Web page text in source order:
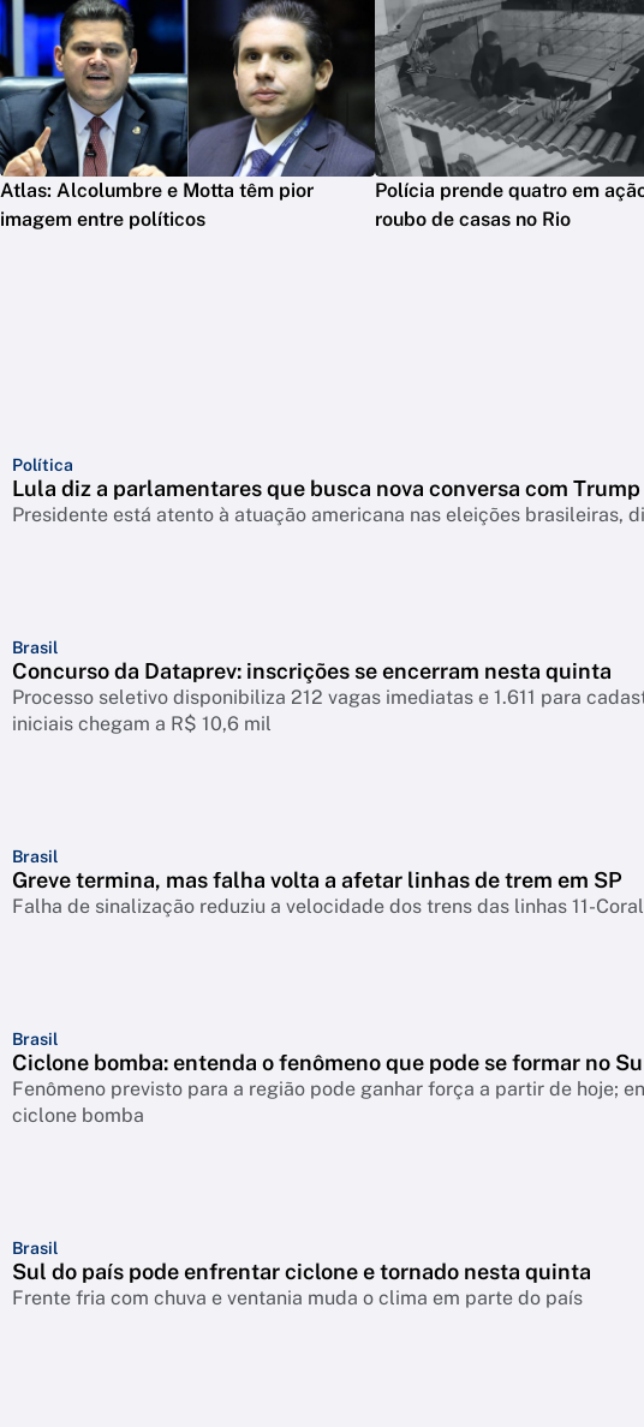
Atlas: Alcolumbre e Motta têm pior
imagem entre políticos
Polícia prende quatro em
roubo de casas no Rio
Política
Lula diz a parlamentares que busca nova conversa com Trump
Presidente está atento à atuação americana nas eleições brasileiras,
Brasil
Concurso da Dataprev: inscrições se encerram nesta quinta
Processo seletivo disponibiliza 212 vagas imediatas e 1.611 para
iniciais chegam a R$ 10,6 mil
Brasil
Greve termina, mas falha volta a afetar linhas de trem em SP
Falha de sinalização reduziu a velocidade dos trens das linhas 11-
Brasil
Ciclone bomba: entenda o fenômeno que pode se formar no
Fenômeno previsto para a região pode ganhar força a partir de hoje;
ciclone bomba
Brasil
Sul do país pode enfrentar ciclone e tornado nesta quinta
Frente fria com chuva e ventania muda o clima em parte do país